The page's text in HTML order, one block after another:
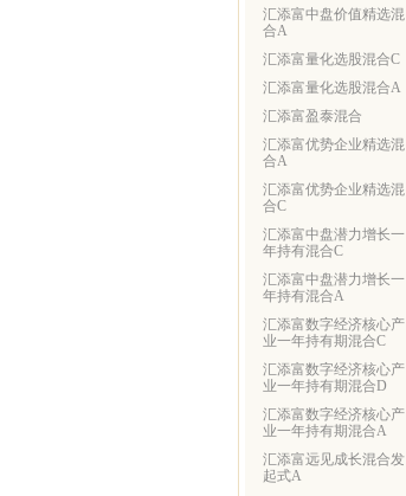
汇添富中盘价值精选混
合A
汇添富量化选股混合C
汇添富量化选股混合A
汇添富盈泰混合
汇添富优势企业精选混
合A
汇添富优势企业精选混
合C
汇添富中盘潜力增长一
年持有混合C
汇添富中盘潜力增长一
年持有混合A
汇添富数字经济核心产
业一年持有期混合C
汇添富数字经济核心产
业一年持有期混合D
汇添富数字经济核心产
业一年持有期混合A
汇添富远见成长混合发
起式A